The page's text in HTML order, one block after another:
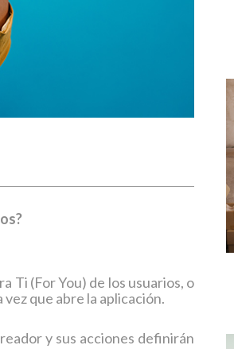
Ti (For You) de los usuarios, o
que abre la aplicación.
y sus acciones definirán